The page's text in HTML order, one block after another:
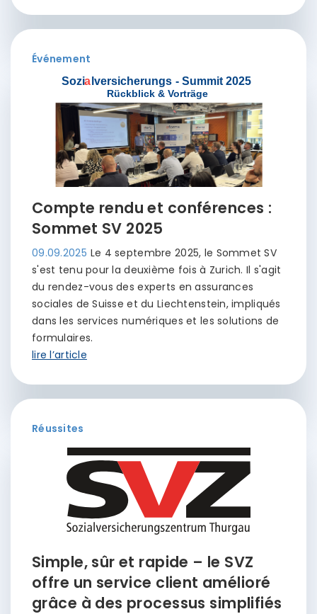
Événement
Compte rendu et conférences :
Sommet SV 2025
09.09.2025 Le 4 septembre 2025, le Sommet SV
s'est tenu pour la deuxième fois à Zurich. Il s'agit
du rendez-vous des experts en assurances
sociales de Suisse et du Liechtenstein, impliqués
dans les services numériques et les solutions de
formulaires.
lire l’article
Réussites
Simple, sûr et rapide – le SVZ
offre un service client amélioré
grâce à des processus simplifiés